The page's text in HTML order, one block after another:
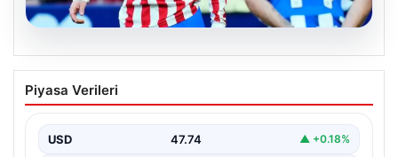
River Plate, Thiago Almada ile Gücüne
Güç Kattı
Plate, transfer döneminin en çok konuşulan
isimlerinden biri…
Piyasa Verileri
USD 47.74 ▲ +0.18%